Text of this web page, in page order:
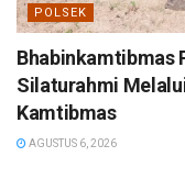
POLSEK
Bhabinkamtibmas
Silaturahmi
Kamtibmas
AGUSTUS 6, 2026